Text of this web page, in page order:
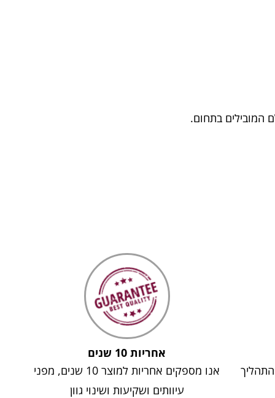
המובילים בתחום.
אחריות 10 שנים
אנו מספקים אחריות למוצר 10 שנים, מפני
עיוותים ושקיעות ושינוי גוון